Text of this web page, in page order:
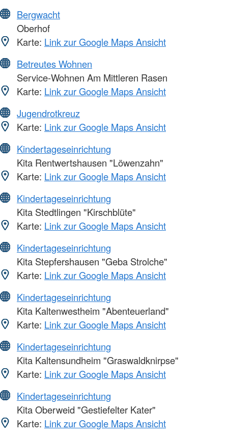
Bergwacht
Oberhof
Karte: Link zur Google Maps Ansicht
Betreutes Wohnen
Service-Wohnen Am Mittleren Rasen
Karte: Link zur Google Maps Ansicht
Jugendrotkreuz
Karte: Link zur Google Maps Ansicht
Kindertageseinrichtung
Kita Rentwertshausen "Löwenzahn"
Karte: Link zur Google Maps Ansicht
Kindertageseinrichtung
Kita Stedtlingen "Kirschblüte"
Karte: Link zur Google Maps Ansicht
Kindertageseinrichtung
Kita Stepfershausen "Geba Strolche"
Karte: Link zur Google Maps Ansicht
Kindertageseinrichtung
Kita Kaltenwestheim "Abenteuerland"
Karte: Link zur Google Maps Ansicht
Kindertageseinrichtung
Kita Kaltensundheim "Graswaldknirpse"
Karte: Link zur Google Maps Ansicht
Kindertageseinrichtung
Kita Oberweid "Gestiefelter Kater"
Karte: Link zur Google Maps Ansicht